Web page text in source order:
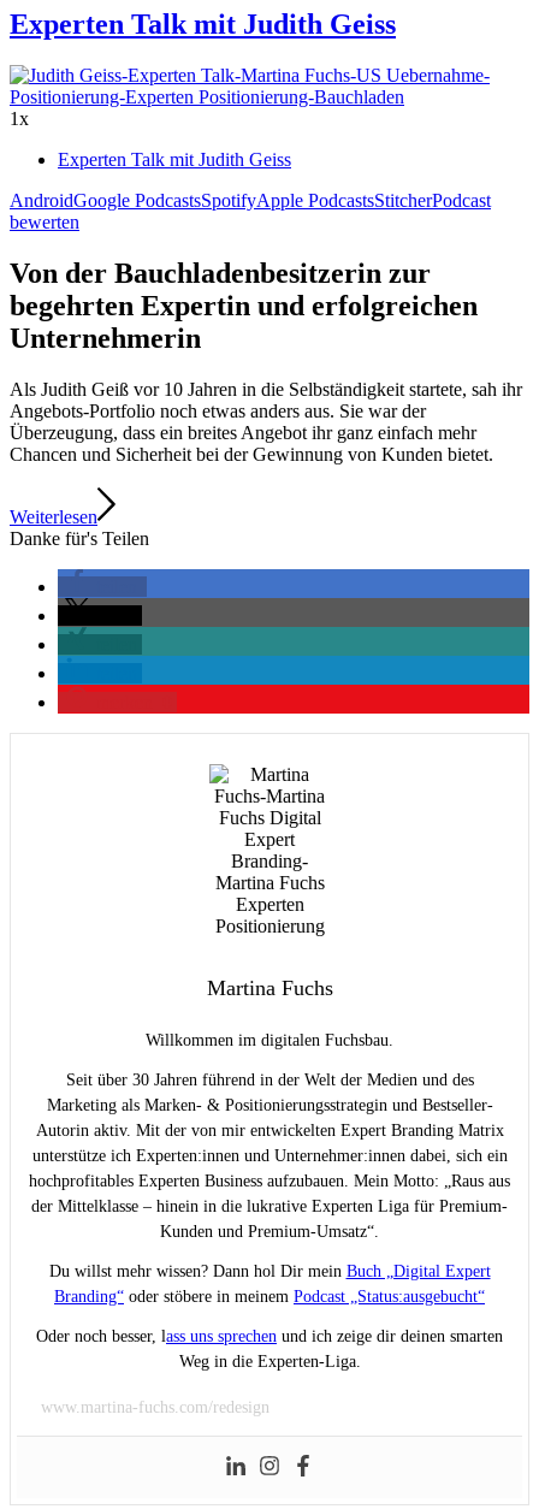
Experten Talk mit Judith Geiss
1x
Experten Talk mit Judith Geiss
AndroidGoogle PodcastsSpotifyApple PodcastsStitcherPodcast
bewerten
Von der Bauchladenbesitzerin zur
begehrten Expertin und erfolgreichen
Unternehmerin
Als Judith Geiß vor 10 Jahren in die Selbständigkeit startete, sah ihr
Angebots-Portfolio noch etwas anders aus. Sie war der
Überzeugung, dass ein breites Angebot ihr ganz einfach mehr
Chancen und Sicherheit bei der Gewinnung von Kunden bietet.
Weiterlesen
Danke für's Teilen
Martina Fuchs
Willkommen im digitalen Fuchsbau.
Seit über 30 Jahren führend in der Welt der Medien und des
Marketing als Marken- & Positionierungsstrategin und Bestseller-
Autorin aktiv. Mit der von mir entwickelten Expert Branding Matrix
unterstütze ich Experten:innen und Unternehmer:innen dabei, sich ein
hochprofitables Experten Business aufzubauen. Mein Motto: „Raus aus
der Mittelklasse – hinein in die lukrative Experten Liga für Premium-
Kunden und Premium-Umsatz“.
Du willst mehr wissen? Dann hol Dir mein Buch „Digital Expert
Branding“ oder stöbere in meinem Podcast „Status:ausgebucht“
Oder noch besser, lass uns sprechen und ich zeige dir deinen smarten
Weg in die Experten-Liga.
www.martina-fuchs.com/redesign